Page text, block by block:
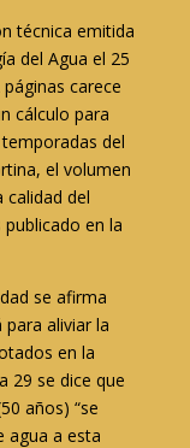
técnica emitida
del Agua el 25
carece
cálculo para
del
el volumen
calidad del
en la
se afirma
aliviar la
en la
29 se dice que
años) “se
agua a esta